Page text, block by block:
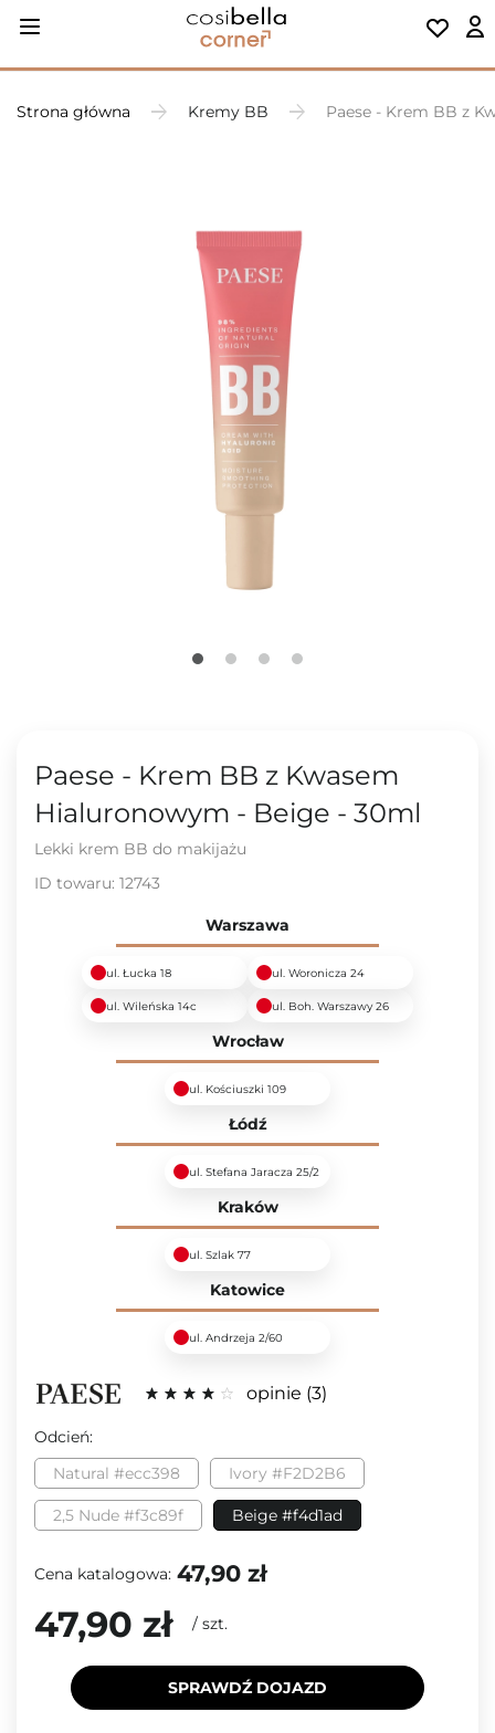
Strona główna Kremy BB Paese - Krem BB z
Paese - Krem BB z Kwasem
Hialuronowym - Beige - 30ml
Lekki krem BB do makijażu
ID towaru: 12743
Warszawa
ul. Łucka 18 ul. Woronicza 24
ul. Wileńska 14c ul. Boh. Warszawy 26
Wrocław
ul. Kościuszki 109
Łódź
ul. Stefana Jaracza 25/2
Kraków
ul. Szlak 77
Katowice
ul. Andrzeja 2/60
opinie 3
Odcień:
Natural #ecc398
Ivory #F2D2B6
2,5 Nude #f3c89f Beige #f4d1ad
Cena katalogowa: 47,90 zł
47,90 zł / szt.
SPRAWDŹ DOJAZD